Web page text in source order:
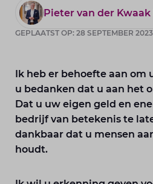
Pieter van der Kwaak
GEPLAATST OP: 28 SEPTEMBER 2023
Ik heb er behoefte aan om
u bedanken dat u aan het
Dat u uw eigen geld en
bedrijf van betekenis te
dankbaar dat u mensen
houdt.